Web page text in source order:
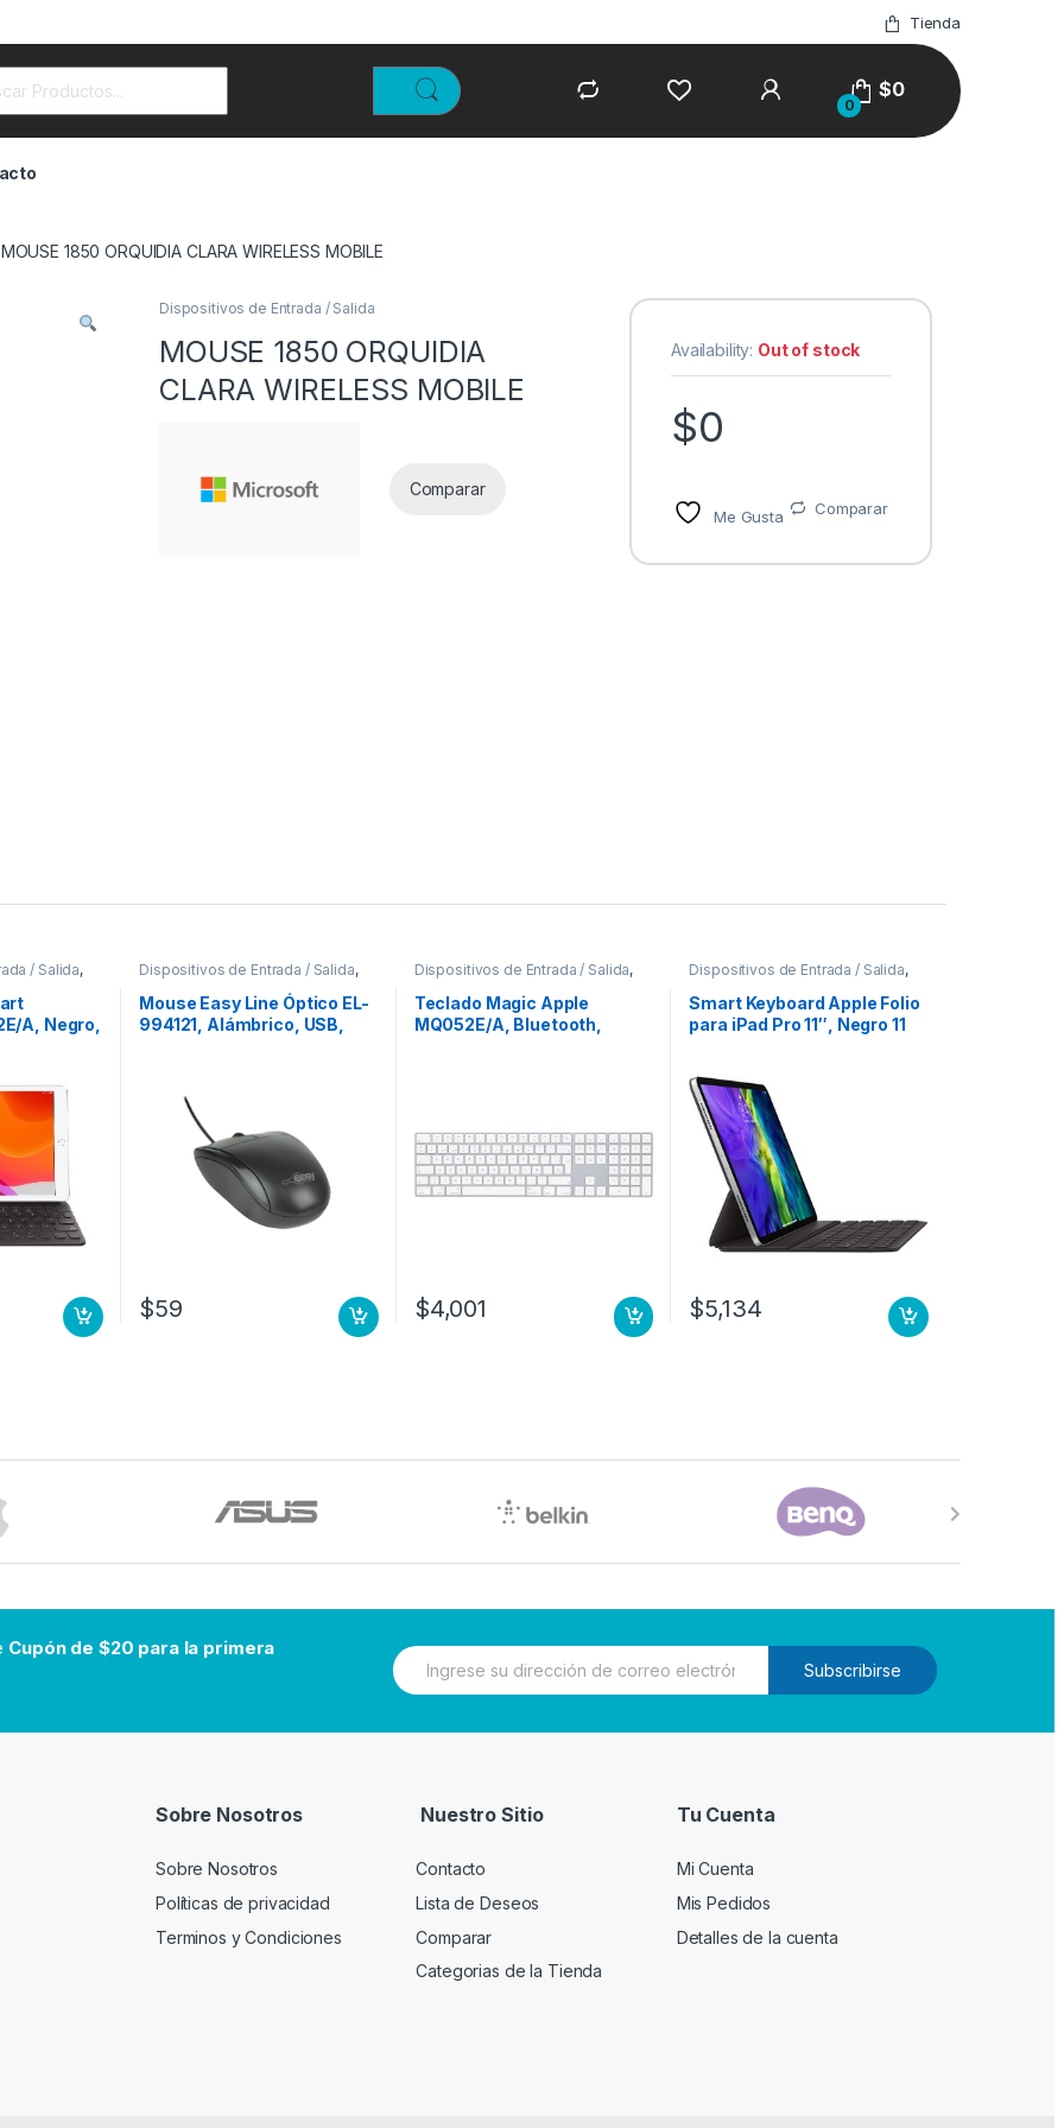
Tienda
0
$0
MOUSE 1850 ORQUIDIA CLARA WIRELESS MOBILE
Dispositivos de Entrada / Salida
MOUSE 1850 ORQUIDIA
CLARA WIRELESS MOBILE
Comparar
Availability: Out of stock
$0
Me Gusta Comparar
/ Salida,
A, Negro,
Dispositivos de Entrada / Salida,
Mouse
Mouse Easy Line Óptico EL-
994121, Alámbrico, USB,
$59
Dispositivos de Entrada / Salida,
Teclados y Keypads
Teclado Magic Apple
MQ052E/A, Bluetooth,
$4,001
Dispositivos de Entrada / Salida,
Teclados y Keypads
Smart Keyboard Apple Folio
para iPad Pro 11″, Negro 11
$5,134
Cupón de $20 para la primera
N
e
w
Subscribirse
Sobre Nosotros
Sobre Nosotros
Políticas de privacidad
Terminos y Condiciones
Nuestro Sitio
Contacto
Lista de Deseos
Comparar
Categorias de la Tienda
Tu Cuenta
Mi Cuenta
Mis Pedidos
Detalles de la cuenta